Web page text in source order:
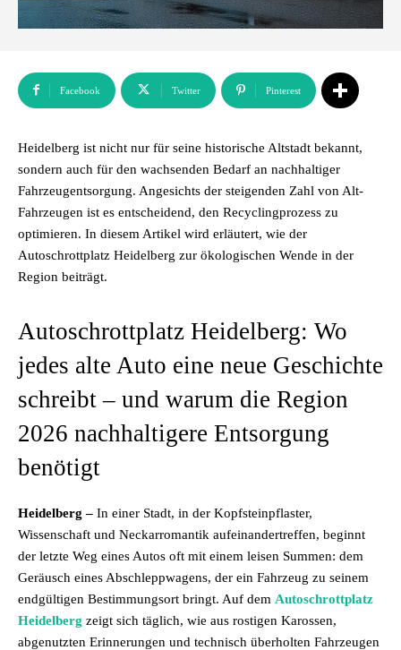
Facebook Twitter Pinterest
Heidelberg ist nicht nur für seine historische Altstadt bekannt,
sondern auch für den wachsenden Bedarf an nachhaltiger
Fahrzeugentsorgung. Angesichts der steigenden Zahl von Alt-
Fahrzeugen ist es entscheidend, den Recyclingprozess zu
optimieren. In diesem Artikel wird erläutert, wie der
Autoschrottplatz Heidelberg zur ökologischen Wende in der
Region beiträgt.
Autoschrottplatz Heidelberg: Wo
jedes alte Auto eine neue Geschichte
schreibt – und warum die Region
2026 nachhaltigere Entsorgung
benötigt
Heidelberg – In einer Stadt, in der Kopfsteinpflaster,
Wissenschaft und Neckarromantik aufeinandertreffen, beginnt
der letzte Weg eines Autos oft mit einem leisen Summen: dem
Geräusch eines Abschleppwagens, der ein Fahrzeug zu seinem
endgültigen Bestimmungsort bringt. Auf dem Autoschrottplatz
Heidelberg zeigt sich täglich, wie aus rostigen Karossen,
abgenutzten Erinnerungen und technisch überholten Fahrzeugen